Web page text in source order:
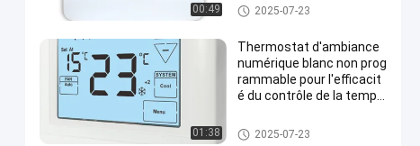
00:49 thermostat salle numérique
2025-07-23
01:38
Thermostat d'ambiance
numérique blanc non prog
rammable pour l'efficacit
é du contrôle de la tempé
thermostat salle numérique
2025-07-23